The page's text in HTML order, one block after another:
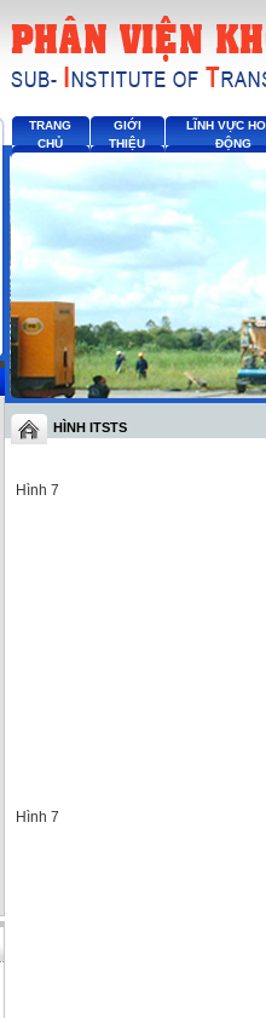
TRANG
CHỦ
GIỚI
THIỆU
LĨNH VỰC
ĐỘNG
HÌNH ITSTS
Hình 7
Hình 7